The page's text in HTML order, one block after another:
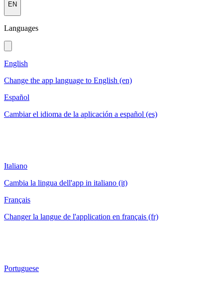
EN
Languages
English
Change the app language to English (en)
Español
Cambiar el idioma de la aplicación a español (es)
Italiano
Cambia la lingua dell'app in italiano (it)
Français
Changer la langue de l'application en français (fr)
Portuguese